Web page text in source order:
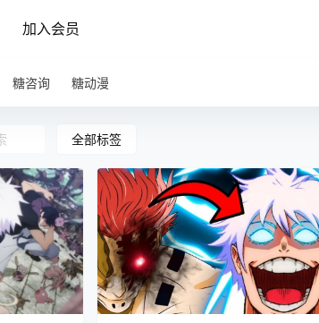
加入会员
糖咨询 糖动漫
全部标签